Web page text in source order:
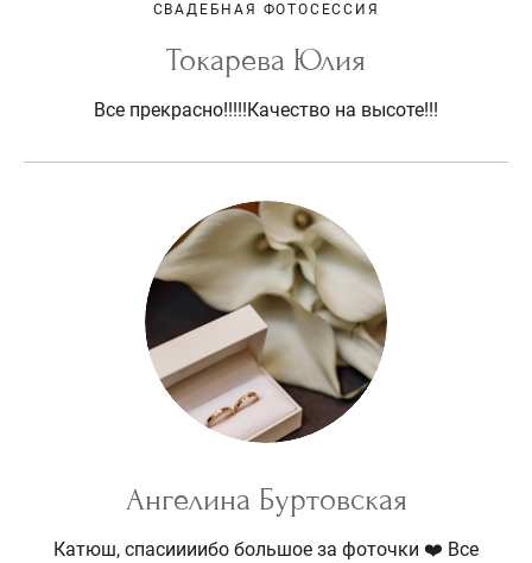
СВАДЕБНАЯ ФОТОСЕССИЯ
Токарева Юлия
Все прекрасно!!!!!Качество на высоте!!!
Ангелина Буртовская
Катюш, спасиииибо большое за фоточки ❤️ Все